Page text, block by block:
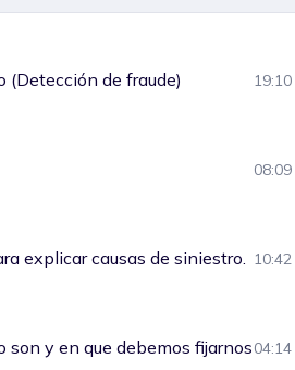
(Detección de fraude) 19:10
08:09
explicar causas de siniestro. 10:42
son y en que debemos fijarnos04:14